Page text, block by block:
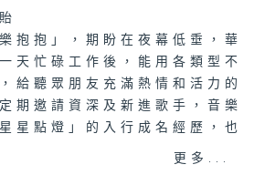
抱抱」，期盼在夜幕低垂，華
天忙碌工作後，能用各類型不
給聽眾朋友充滿熱情和活力的
期邀請資深及新進歌手，音樂
星點燈」的入行成名經歷，也
的聽眾到現場述說「樂光情
更多...